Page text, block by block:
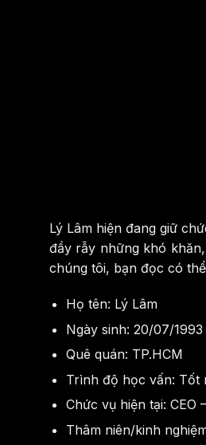
Lý Lâm hiện đang giữ
đầy rẫy những khó
chúng tôi, bạn đọc có
Họ tên: Lý Lâm
Ngày sinh: 20/07/1993
Quê quán: TP.HCM
Trình độ học vấn: Tốt
Chức vụ hiện tại: CEO
Thâm niên/kinh